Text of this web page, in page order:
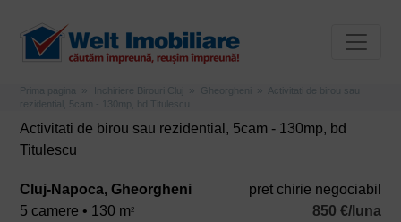
Prima pagina Inchiriere Birouri Cluj Gheorgheni
Activitati de birou sau
rezidential, 5cam - 130mp, bd Titulescu
Activitati de birou sau rezidential, 5cam - 130mp, bd
Titulescu
Cluj-Napoca, Gheorgheni
5 camere • 130 m2
pret chirie negociabil
850 €/luna